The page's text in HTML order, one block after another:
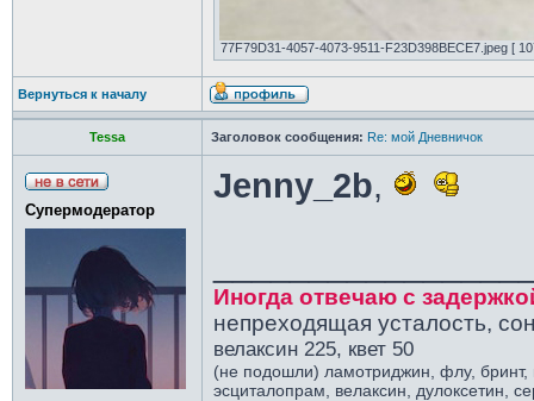
77F79D31-4057-4073-9511-F23D398BECE7.jpeg [
Вернуться к началу
Tessa Заголовок сообщения: Re: мой Дневничок
Супермодератор
Jenny_2b,
Иногда отвечаю с
непреходящая усталость,
велаксин 225, квет 50
(не подошли) ламотриджин, флу,
эсциталопрам, велаксин, дулоксетин,